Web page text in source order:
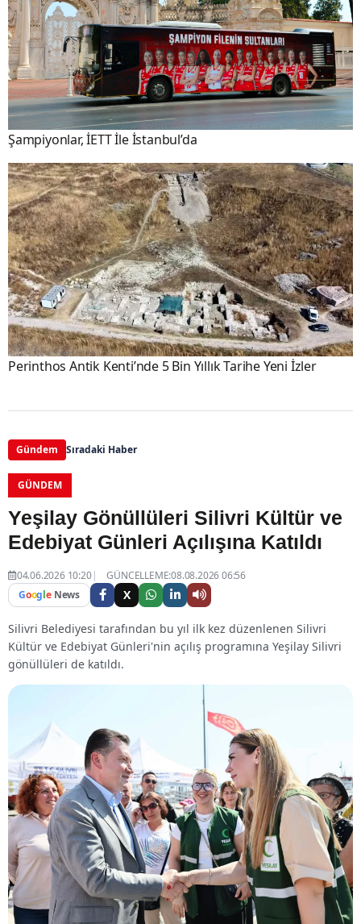
Şampiyonlar, İETT İle İstanbul’da
Perinthos Antik Kenti’nde 5 Bin Yıllık Tarihe Yeni İzler
Gündem Sıradaki Haber
GÜNDEM
Yeşilay Gönüllüleri Silivri Kültür ve
Edebiyat Günleri Açılışına Katıldı
04.06.2026 10:20
GÜNCELLEME:08.08.2026 06:56
Google News X
Silivri Belediyesi tarafından bu yıl ilk kez düzenlenen Silivri
Kültür ve Edebiyat Günleri'nin açılış programına Yeşilay Silivri
gönüllüleri de katıldı.